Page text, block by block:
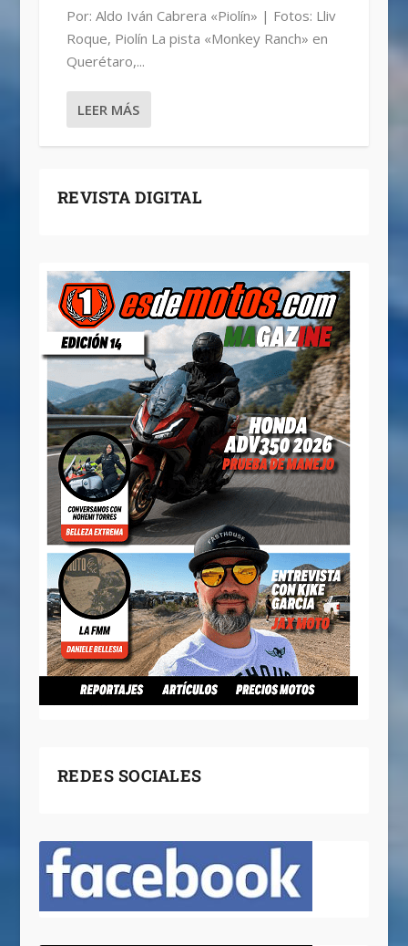
Por: Aldo Iván Cabrera «Piolín» | Fotos: Lliv
Roque, Piolín La pista «Monkey Ranch» en
Querétaro,...
LEER MÁS
REVISTA DIGITAL
REDES SOCIALES